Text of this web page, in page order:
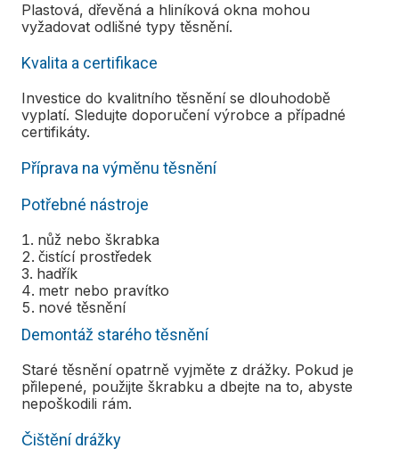
Plastová, dřevěná a hliníková okna mohou
vyžadovat odlišné typy těsnění.
Kvalita a certifikace
Investice do kvalitního těsnění se dlouhodobě
vyplatí. Sledujte doporučení výrobce a případné
certifikáty.
Příprava na výměnu těsnění
Potřebné nástroje
nůž nebo škrabka
čistící prostředek
hadřík
metr nebo pravítko
nové těsnění
Demontáž starého těsnění
Staré těsnění opatrně vyjměte z drážky. Pokud je
přilepené, použijte škrabku a dbejte na to, abyste
nepoškodili rám.
Čištění drážky